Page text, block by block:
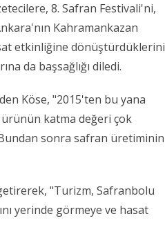
8. Safran Festivali'ni,
Kahramankazan
etkinliğine dönüştürdüklerini
da başsağlığı diledi.
Köse, "2015'ten bu yana
katma değeri çok
sonra safran üretiminin
"Turizm, Safranbolu
yerinde görmeye ve hasat